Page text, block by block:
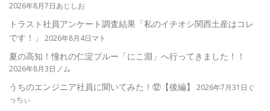
2026年8月7日あじしお
トラスト社員アンケート調査結果「私のイチオシ関西土産はコレ
です！」
2026年8月4日マト
夏の高知！憧れの仁淀ブルー「にこ淵」へ行ってきました！！
2026年8月3日ノム
うちのエンジニア社員に聞いてみた！⑫【後編】
2026年7月31日ぐ
っちぃ